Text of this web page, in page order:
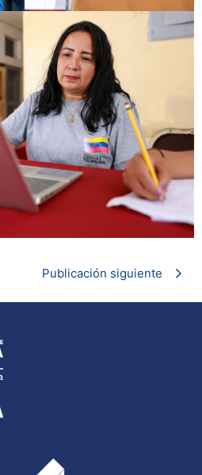
Publicación siguiente